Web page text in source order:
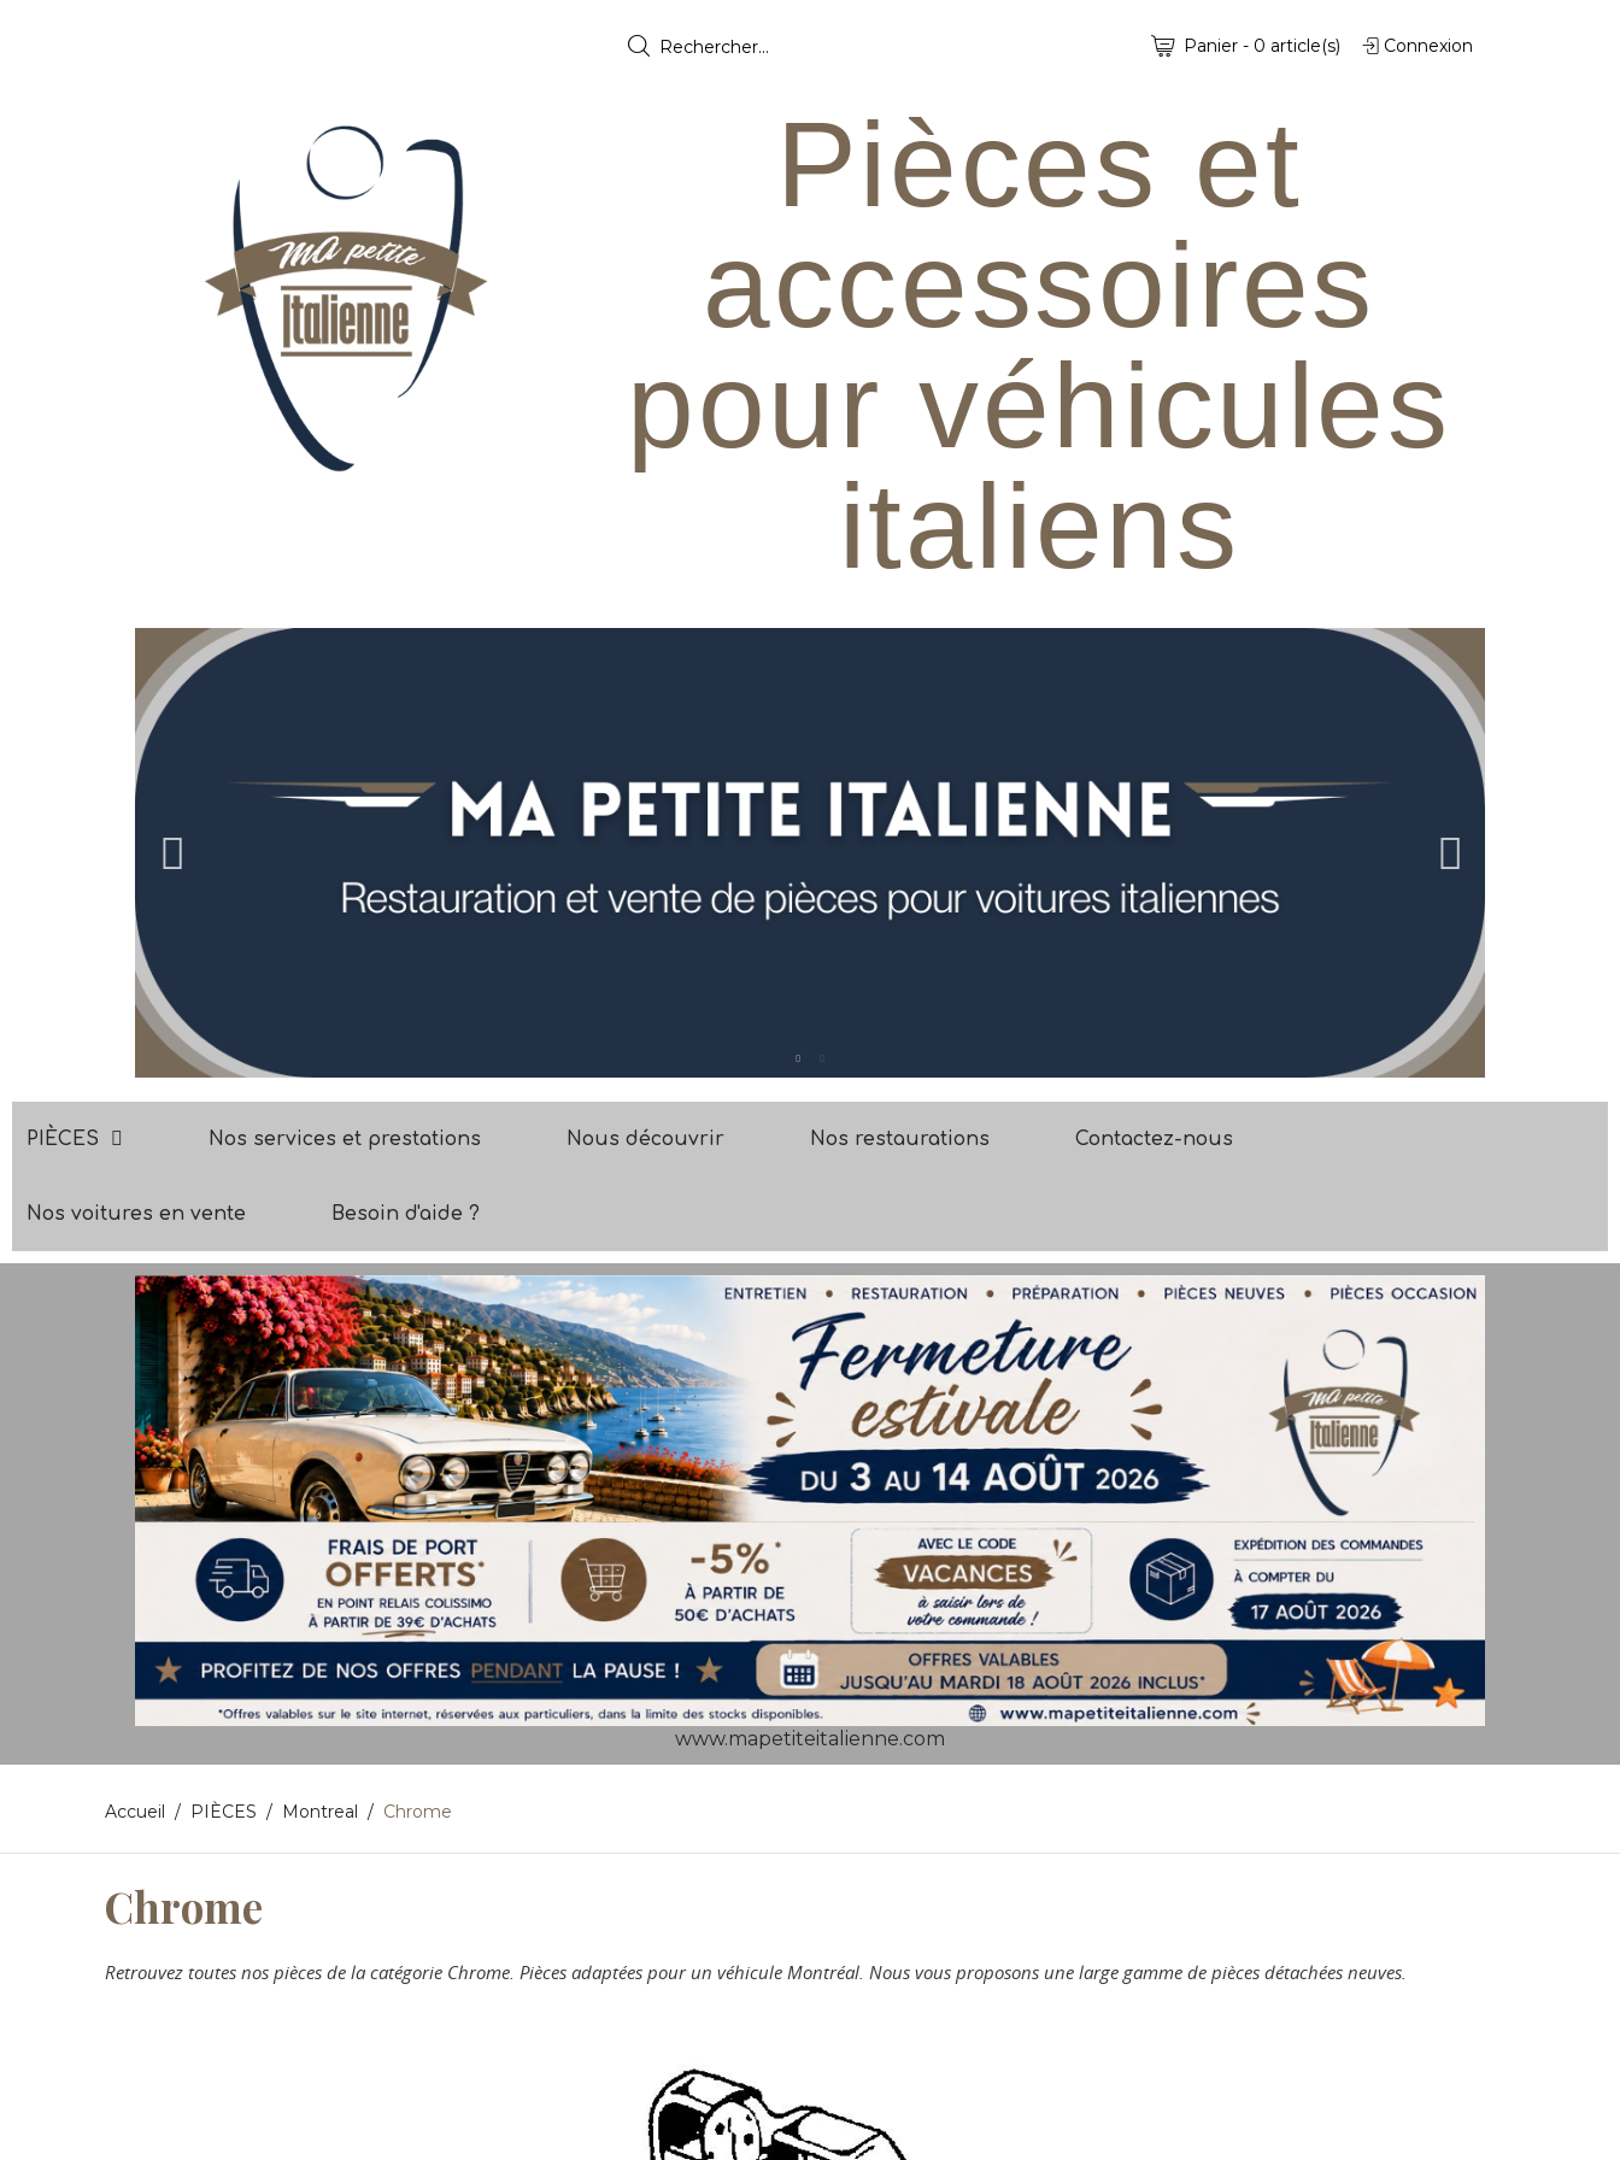
Panier - 0 article(s) Connexion
Pièces et
accessoires
pour véhicules
italiens
PIÈCES Nos services et prestations Nous découvrir Nos restaurations Contactez-nous
Nos voitures en vente Besoin d'aide ?
www.mapetiteitalienne.com
Accueil PIÈCES Montreal Chrome
Chrome
Retrouvez toutes nos pièces de la catégorie Chrome. Pièces adaptées pour un véhicule Montréal. Nous vous proposons une large gamme de pièces détachées neuves.